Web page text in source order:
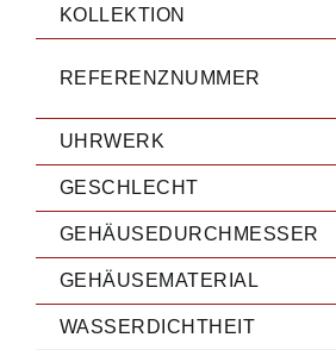
KOLLEKTION
REFERENZNUMMER
UHRWERK
GESCHLECHT
GEHÄUSEDURCHMESSER
GEHÄUSEMATERIAL
WASSERDICHTHEIT